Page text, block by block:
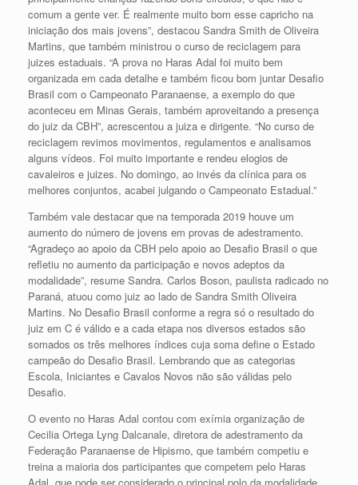
comum a gente ver. É realmente muito bom esse capricho na
iniciação dos mais jovens”, destacou Sandra Smith de Oliveira
Martins, que também ministrou o curso de reciclagem para
juizes estaduais. “A prova no Haras Adal foi muito bem
organizada em cada detalhe e também ficou bom juntar Desafio
Brasil com o Campeonato Paranaense, a exemplo do que
aconteceu em Minas Gerais, também aproveitando a presença
do juiz da CBH”, acrescentou a juiza e dirigente. “No curso de
reciclagem revimos movimentos, regulamentos e analisamos
alguns vídeos. Foi muito importante e rendeu elogios de
cavaleiros e juizes. No domingo, ao invés da clínica para os
melhores conjuntos, acabei julgando o Campeonato Estadual.”
Também vale destacar que na temporada 2019 houve um
aumento do número de jovens em provas de adestramento.
“Agradeço ao apoio da CBH pelo apoio ao Desafio Brasil o que
refletiu no aumento da participação e novos adeptos da
modalidade”, resume Sandra. Carlos Boson, paulista radicado no
Paraná, atuou como juiz ao lado de Sandra Smith Oliveira
Martins. No Desafio Brasil conforme a regra só o resultado do
juiz em C é válido e a cada etapa nos diversos estados são
somados os três melhores índices cuja soma define o Estado
campeão do Desafio Brasil. Lembrando que as categorias
Escola, Iniciantes e Cavalos Novos não são válidas pelo
Desafio.
O evento no Haras Adal contou com exímia organização de
Cecilia Ortega Lyng Dalcanale, diretora de adestramento da
Federação Paranaense de Hipismo, que também competiu e
treina a maioria dos participantes que competem pelo Haras
Adal, que pode ser considerado o principal polo da modalidade